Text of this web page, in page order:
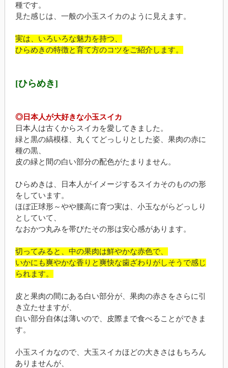
種です。
見た感じは、一般の小玉スイカのように見えます。
実は、いろいろな魅力を持つ、
ひらめきの特徴と育て方のコツをご紹介します。
[ひらめき]
◎日本人が大好きな小玉スイカ
日本人は古くからスイカを愛してきました。
緑と黒の縞模様、丸くてどっしりとした姿、果肉の赤に
種の黒、
皮の緑と間の白い部分の配色がたまりません。
ひらめきは、日本人がイメージするスイカそのものの形
をしています。
ほぼ正球形～やや腰高に育つ実は、小玉ながらどっしり
としていて、
なおかつ丸みを帯びたその形は安心感があります。
切ってみると、中の果肉は鮮やかな赤色で、
いかにも爽やかな香りと爽快な歯ざわりがしそうで感じ
られます。
皮と果肉の間にある白い部分が、果肉の赤さをさらに引
き立たせますが、
白い部分自体は薄いので、皮際まで食べることができま
す。
小玉スイカなので、大玉スイカほどの大きさはもちろん
ありませんが、